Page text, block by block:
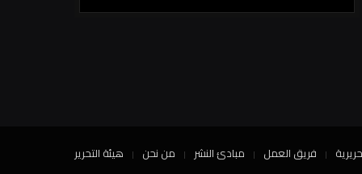
فريق العمل مبادئ النشر من نحن هيئة التحرير